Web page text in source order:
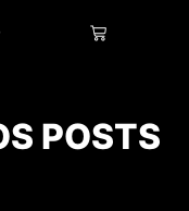
POSTS